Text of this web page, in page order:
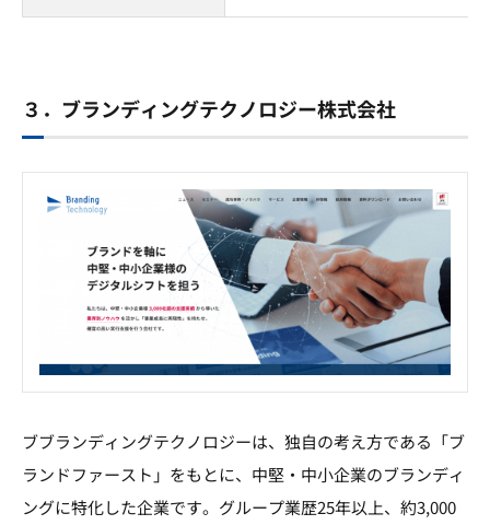
３．ブランディングテクノロジー株式会社
ブブランディングテクノロジーは、独自の考え方である「ブ
ランドファースト」をもとに、中堅・中小企業のブランディ
ングに特化した企業です。グループ業歴25年以上、約3,000